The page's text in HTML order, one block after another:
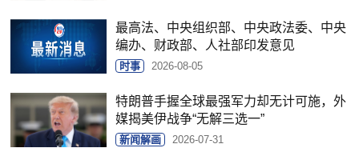
最高法、中央组织部、中央政法委、中央
编办、财政部、人社部印发意见
时事 2026-08-05
特朗普手握全球最强军力却无计可施，外
媒揭美伊战争“无解三选一”
新闻解画 2026-07-31